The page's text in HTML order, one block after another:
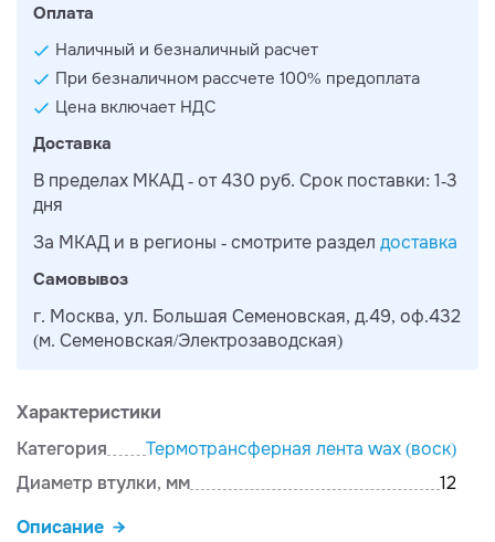
Характеристики
Категория
Термотрансферная лента wax (воск)
Диаметр втулки, мм
12
Описание
Оплата
Наличный и безналичный расчет
При безналичном рассчете 100% предоплата
Цена включает НДС
Доставка
В пределах МКАД - от 430 руб. Срок поставки: 1-3
дня
За МКАД и в регионы - смотрите раздел доставка
Самовывоз
г. Москва, ул. Большая Семеновская, д.49, оф.432
(м. Семеновская/Электрозаводская)